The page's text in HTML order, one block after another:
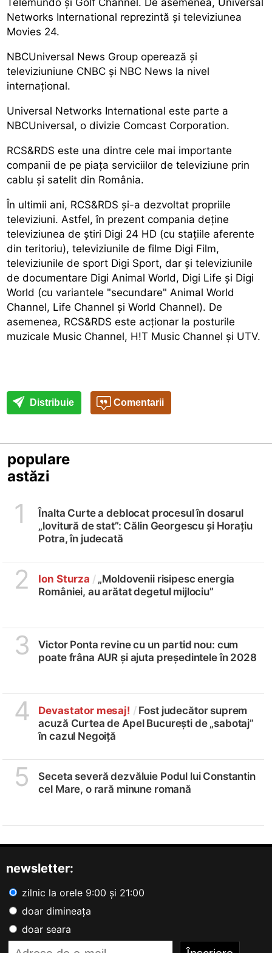
Networks International reprezintă şi televiziunea
Movies 24.
NBCUniversal News Group operează şi
televiziuniune CNBC şi NBC News la nivel
internaţional.
Universal Networks International este parte a
NBCUniversal, o divizie Comcast Corporation.
RCS&RDS este una dintre cele mai importante
companii de pe piaţa serviciilor de televiziune prin
cablu şi satelit din România.
În ultimii ani, RCS&RDS şi-a dezvoltat propriile
televiziuni. Astfel, în prezent compania deţine
televiziunea de ştiri Digi 24 HD (cu staţiile aferente
din teritoriu), televiziunile de filme Digi Film,
televiziunile de sport Digi Sport, dar şi televiziunile
de documentare Digi Animal World, Digi Life şi Digi
World (cu variantele "secundare" Animal World
Channel, Life Channel şi World Channel). De
asemenea, RCS&RDS este acţionar la posturile
muzicale Music Channel, H!T Music Channel şi UTV.
Distribuie Comentarii
populare
astăzi
1
Înalta Curte a deblocat procesul în dosarul
„lovitură de stat”: Călin Georgescu și Horațiu
Potra, în judecată
2 Ion Sturza /„Moldovenii risipesc energia
României, au arătat degetul mijlociu”
3
Victor Ponta revine cu un partid nou: cum
poate frâna AUR și ajuta președintele în 2028
4 Devastator mesaj! / Fost judecător suprem
acuză Curtea de Apel București de „sabotaj”
în cazul Negoiță
5
Seceta severă dezvăluie Podul lui Constantin
cel Mare, o rară minune romană
newsletter:
zilnic la orele 9:00 și 21:00
doar dimineața
doar seara